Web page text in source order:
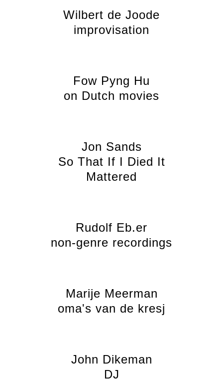
Wilbert de Joode
improvisation
Fow Pyng Hu
on Dutch movies
Jon Sands
So That If I Died It
Mattered
Rudolf Eb.er
non-genre recordings
Marije Meerman
oma's van de kresj
John Dikeman
DJ